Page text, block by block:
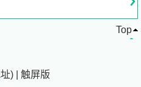
1386号 三菱电机 Top
) 触屏版